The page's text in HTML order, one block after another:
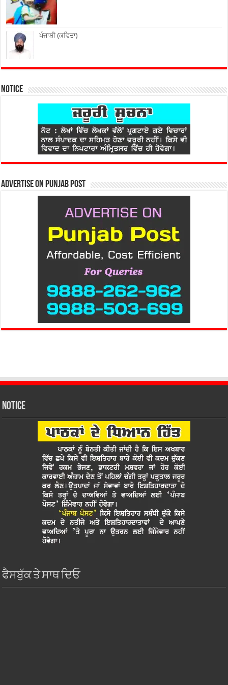
ਪੰਜਾਬੀ (ਕਵਿਤਾ)
Notice
Advertise on Punjab Post
Notice
ਫੈਸਬੁੱਕ ਤੇ ਸਾਥ ਦਿਓ